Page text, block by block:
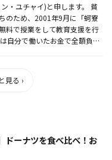
・ユチャイ)と申します。 貧
のため、2001年9月に「蚵寮
料で授業をして教育支援を行
自分で働いたお金で全額負担
見る ›
ドーナツを食べ比べ！お